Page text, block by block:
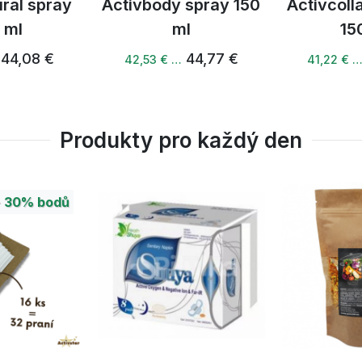
v přibližně 100 ml vody.
doplněk stravy není náhradou pestré stravy. Není
teplotě do 25 °C, mimo dosah malých dětí.
glukosaminem, chondroitinem a MSM. Podpora
spray
ml
44,08 €
Activbody spray 150
ml
42,53 € … 44,77 € 41,22 € …
Produkty pro každý den
30% bodů